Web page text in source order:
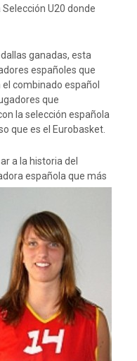
U20 donde
ganadas, esta
españoles que
combinado español
que
la selección española
que es el Eurobasket.
a la historia del
española que más